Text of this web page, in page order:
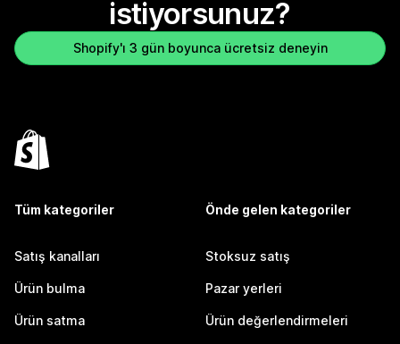
istiyorsunuz?
Shopify'ı 3 gün boyunca ücretsiz deneyin
Tüm kategoriler
Satış kanalları
Ürün bulma
Ürün satma
Önde gelen kategoriler
Stoksuz satış
Pazar yerleri
Ürün değerlendirmeleri